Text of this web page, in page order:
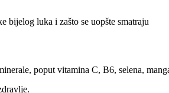
bijelog luka i zašto se uopšte smatraju
poput vitamina C, B6, selena,